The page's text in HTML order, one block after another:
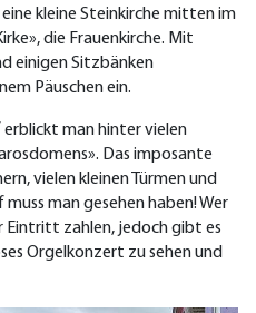
kleine Steinkirche mitten im
die Frauenkirche. Mit
einigen Sitzbänken
Päuschen ein.
man hinter vielen
Das imposante
vielen kleinen Türmen und
man gesehen haben! Wer
Eintritt zahlen, jedoch gibt es
Orgelkonzert zu sehen und